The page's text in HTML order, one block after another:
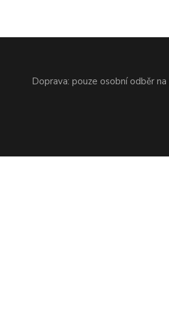
Doprava: pouze osobní odběr